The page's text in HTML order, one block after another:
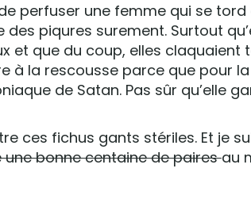
de perfuser une femme qui se
des piqures surement. Surtout
et que du coup, elles claquaient
à la rescousse parce que pour
de Satan. Pas sûr qu’elle
ces fichus gants stériles. Et je
bonne centaine de pairesau